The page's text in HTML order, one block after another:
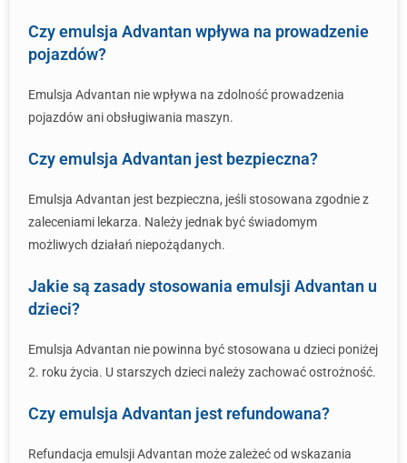
Czy emulsja Advantan wpływa na prowadzenie
pojazdów?
Emulsja Advantan nie wpływa na zdolność prowadzenia
pojazdów ani obsługiwania maszyn.
Czy emulsja Advantan jest bezpieczna?
Emulsja Advantan jest bezpieczna, jeśli stosowana zgodnie z
zaleceniami lekarza. Należy jednak być świadomym
możliwych działań niepożądanych.
Jakie są zasady stosowania emulsji Advantan u
dzieci?
Emulsja Advantan nie powinna być stosowana u dzieci poniżej
2. roku życia. U starszych dzieci należy zachować ostrożność.
Czy emulsja Advantan jest refundowana?
Refundacja emulsji Advantan może zależeć od wskazania